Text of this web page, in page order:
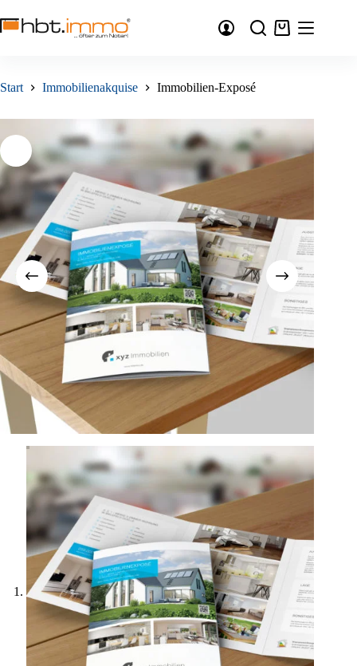
Inhalt
springen
Warenkorb
Start Immobilienakquise Immobilien-Exposé